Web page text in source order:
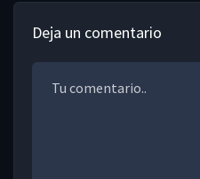
Deja un comentario